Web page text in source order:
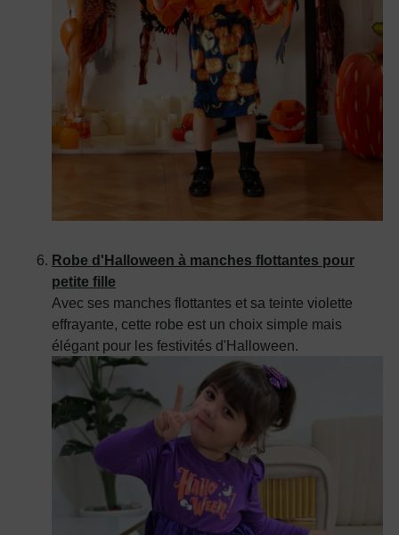
Robe d'Halloween à manches flottantes pour
petite fille
Avec ses manches flottantes et sa teinte violette
effrayante, cette robe est un choix simple mais
élégant pour les festivités d'Halloween.